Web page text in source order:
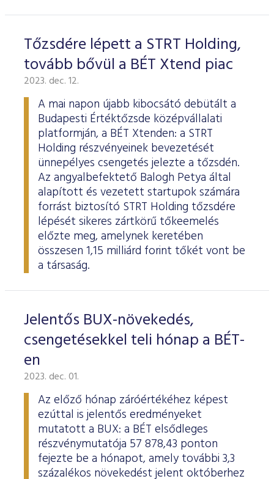
Tőzsdére lépett a STRT Holding,
tovább bővül a BÉT Xtend piac
2023. dec. 12.
A mai napon újabb kibocsátó debütált a
Budapesti Értéktőzsde középvállalati
platformján, a BÉT Xtenden: a STRT
Holding részvényeinek bevezetését
ünnepélyes csengetés jelezte a tőzsdén.
Az angyalbefektető Balogh Petya által
alapított és vezetett startupok számára
forrást biztosító STRT Holding tőzsdére
lépését sikeres zártkörű tőkeemelés
előzte meg, amelynek keretében
összesen 1,15 milliárd forint tőkét vont be
a társaság.
Jelentős BUX-növekedés,
csengetésekkel teli hónap a BÉT-
en
2023. dec. 01.
Az előző hónap záróértékéhez képest
ezúttal is jelentős eredményeket
mutatott a BUX: a BÉT elsődleges
részvénymutatója 57 878,43 ponton
fejezte be a hónapot, amely további 3,3
százalékos növekedést jelent októberhez